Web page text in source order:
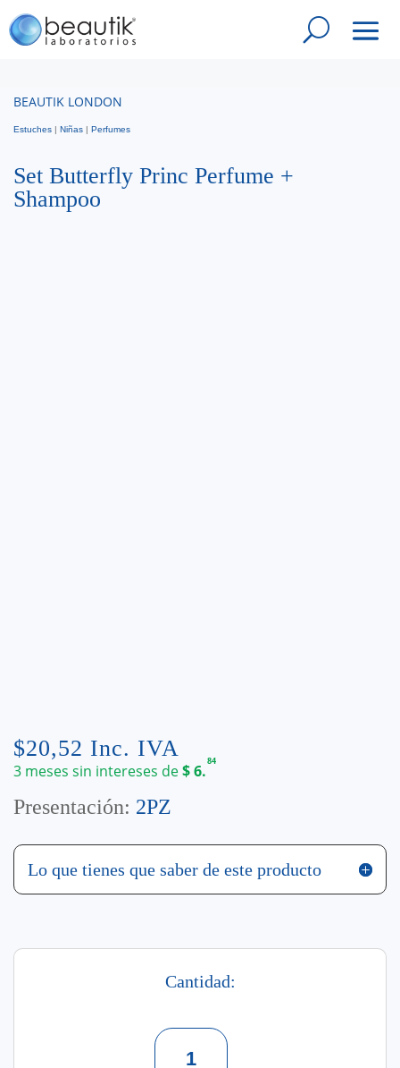
BEAUTIK LONDON
Estuches | Niñas | Perfumes
Set Butterfly Princ Perfume +
Shampoo
$20,52 Inc. IVA
3 meses sin intereses de$6.84
Presentación: 2PZ
Lo que tienes que saber de este producto
Cantidad:
Set
Butterfly